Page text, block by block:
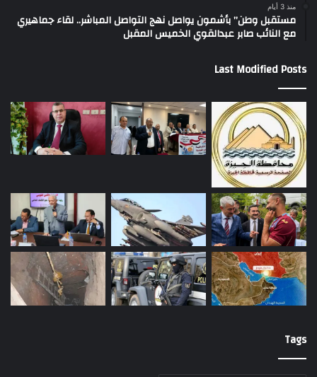
منذ 3 أيام
مستقبل وطن” بأشمون يواصل نهج التواصل المباشر.. لقاء جماهيري
مع النائب صابر عبدالقوي الخميس المقبل
Last Modified Posts
Tags